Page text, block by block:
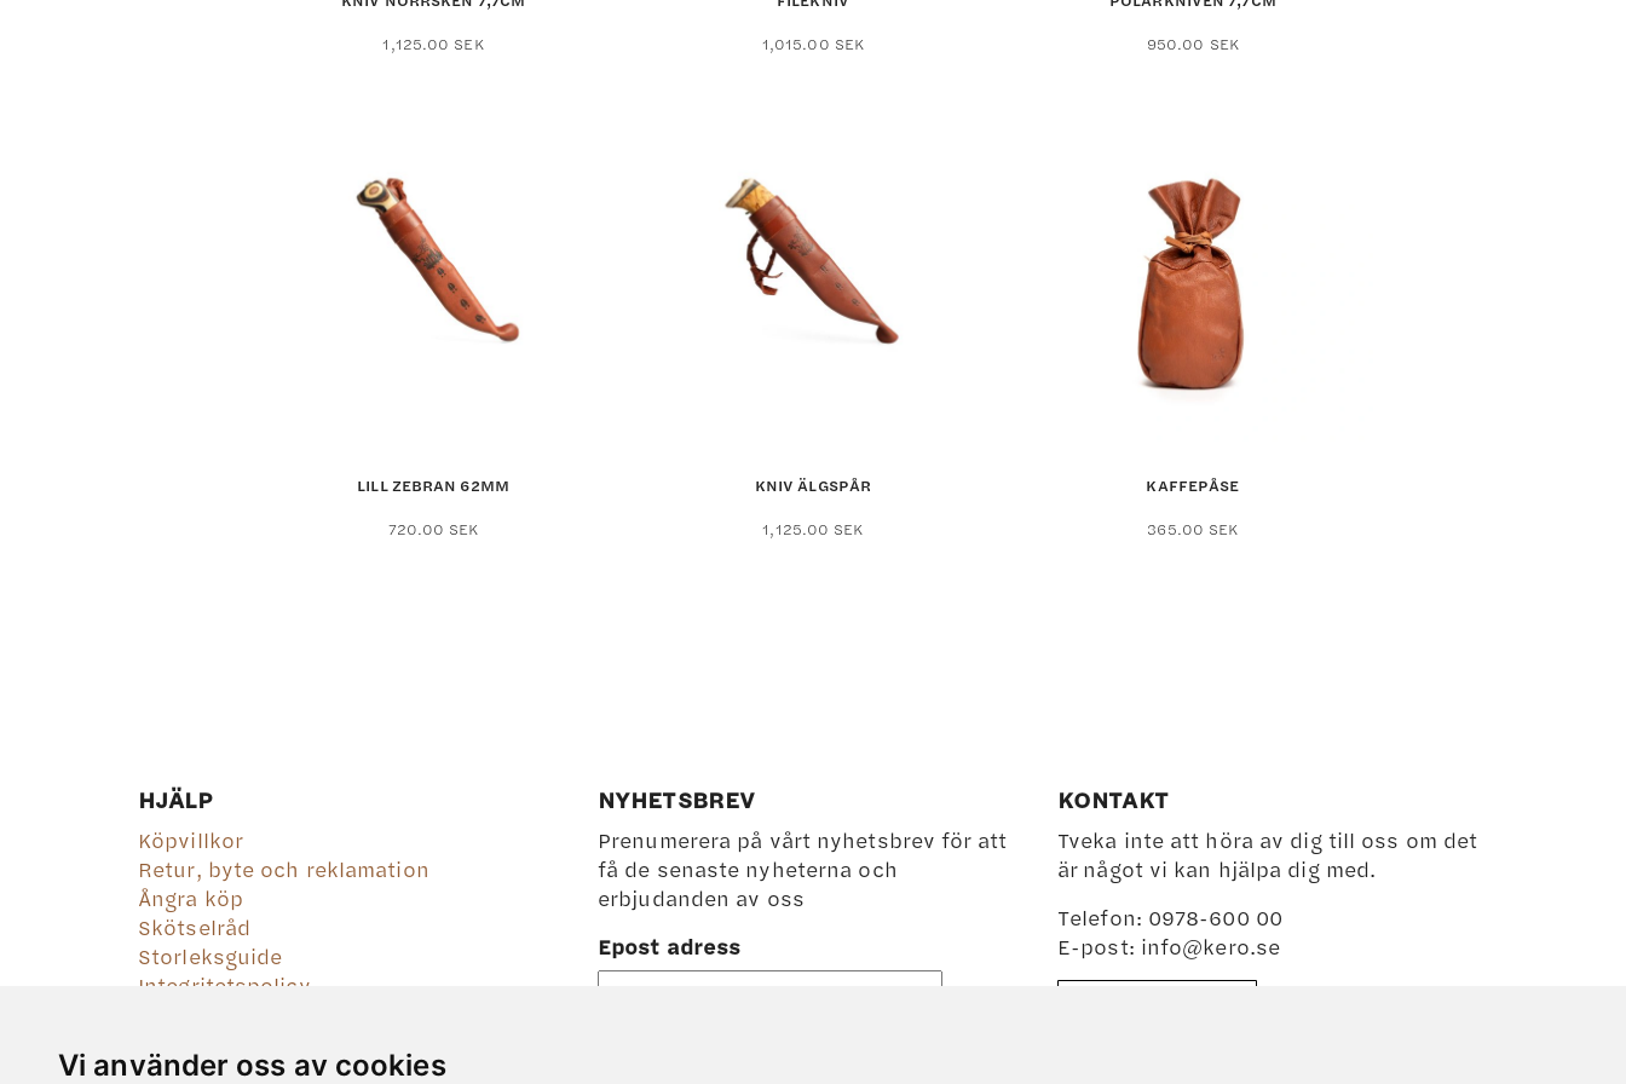
Vi använder oss av cookies
1,125.00 SEK
1,015.00 SEK
950.00 SEK
LILL ZEBRAN 62MM
720.00 SEK
KNIV ÄLGSPÅR
1,125.00 SEK
KAFFEPÅSE
365.00 SEK
på
produktsidan
HJÄLP
Köpvillkor
Retur, byte och reklamation
Ångra köp
Skötselråd
Storleksguide
Integritetspolicy
NYHETSBREV
Prenumerera på vårt nyhetsbrev för att
få de senaste nyheterna och
erbjudanden av oss
Epost adress
KONTAKT
Tveka inte att höra av dig till oss om det
är något vi kan hjälpa dig med.
Telefon: 0978-600 00
E-post: info@kero.se